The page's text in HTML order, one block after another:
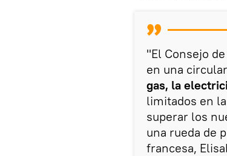
"El Consejo
en una
gas, la
limitados en
superar los
una rueda de
francesa,